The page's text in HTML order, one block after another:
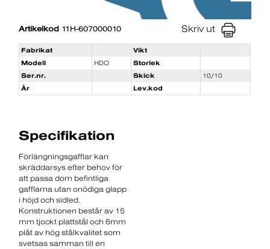
Artikelkod 11H-607000010 Skriv ut
Fabrikat
Vikt
Modell
HDO
Storlek
Ser.nr.
Skick
10/10
År
Lev.kod
Specifikation
Förlängningsgafflar kan
skräddarsys efter behov för
att passa dom befintliga
gafflarna utan onödiga glapp
i höjd och sidled.
Konstruktionen består av 15
mm tjockt plattstål och 6mm
plåt av hög stålkvalitet som
svetsas samman till en